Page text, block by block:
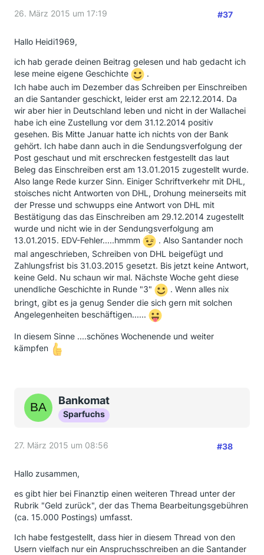
26. März 2015 um 17:19 #37
Hallo Heidi1969,
ich hab gerade deinen Beitrag gelesen und hab gedacht ich
lese meine eigene Geschichte
.
Ich habe auch im Dezember das Schreiben per Einschreiben
an die Santander geschickt, leider erst am 22.12.2014. Da
wir aber hier in Deutschland leben und nicht in der Wallachei
habe ich eine Zustellung vor dem 31.12.2014 positiv
gesehen. Bis Mitte Januar hatte ich nichts von der Bank
gehört. Ich habe dann auch in die Sendungsverfolgung der
Post geschaut und mit erschrecken festgestellt das laut
Beleg das Einschreiben erst am 13.01.2015 zugestellt wurde.
Also lange Rede kurzer Sinn. Einiger Schriftverkehr mit DHL,
stoisches nicht Antworten von DHL, Drohung meinerseits mit
der Presse und schwupps eine Antwort von DHL mit
Bestätigung das das Einschreiben am 29.12.2014 zugestellt
wurde und nicht wie in der Sendungsverfolgung am
13.01.2015. EDV-Fehler.....hmmm
. Also Santander noch
mal angeschrieben, Schreiben von DHL beigefügt und
Zahlungsfrist bis 31.03.2015 gesetzt. Bis jetzt keine Antwort,
keine Geld. Nu schaun wir mal. Nächste Woche geht diese
unendliche Geschichte in Runde "3"
. Wenn alles nix
bringt, gibt es ja genug Sender die sich gern mit solchen
Angelegenheiten beschäftigen......
In diesem Sinne ....schönes Wochenende und weiter
kämpfen
Bankomat
Sparfuchs
27. März 2015 um 08:56 #38
Hallo zusammen,
es gibt hier bei Finanztip einen weiteren Thread unter der
Rubrik "Geld zurück", der das Thema Bearbeitungsgebühren
(ca. 15.000 Postings) umfasst.
Ich habe festgestellt, dass hier in diesem Thread von den
Usern vielfach nur ein Anspruchsschreiben an die Santander